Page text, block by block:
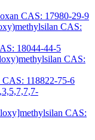
CAS: 17980-29-9
CAS:
18044-44-5
CAS:
118822-75-6
CAS: